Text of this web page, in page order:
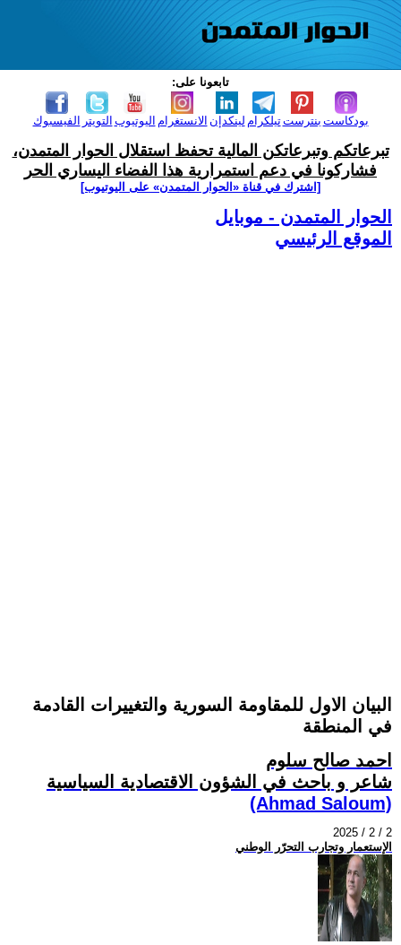
تابعونا على:
الفيسبوك التويتر اليوتيوب الانستغرام لينكدإن تيلكرامبنترست بودكاست
تبرعاتكم وتبرعاتكن المالية تحفظ استقلال الحوار المتمدن،
فشاركونا في دعم استمرارية هذا الفضاء اليساري الحر
[اشترك في قناة ‫«الحوار المتمدن» على اليوتيوب]
الحوار المتمدن - موبايل
الموقع الرئيسي
البيان الاول للمقاومة السورية والتغييرات القادمة
في المنطقة
احمد صالح سلوم
شاعر و باحث في الشؤون الاقتصادية السياسية
(Ahmad Saloum)
2025 / 2 / 2
الإستعمار وتجارب التحرّر الوطني